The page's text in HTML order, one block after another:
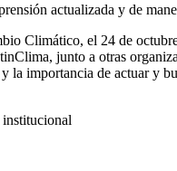
actualizada y de
Climático, el 24 de
junto a otras
la importancia de actuar y